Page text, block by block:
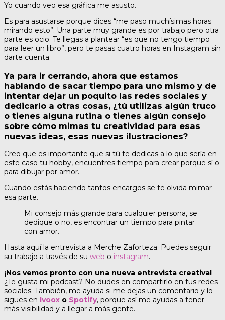
Yo cuando veo esa gráfica me asusto.
Es para asustarse porque dices “me paso muchísimas horas
mirando esto”. Una parte muy grande es por trabajo pero otra
parte es ocio. Te llegas a plantear “es que no tengo tiempo
para leer un libro”, pero te pasas cuatro horas en Instagram sin
darte cuenta.
Ya para ir cerrando, ahora que estamos
hablando de sacar tiempo para uno mismo y de
intentar dejar un poquito las redes sociales y
dedicarlo a otras cosas, ¿tú utilizas algún truco
o tienes alguna rutina o tienes algún consejo
sobre cómo mimas tu creatividad para esas
nuevas ideas, esas nuevas ilustraciones?
Creo que es importante que si tú te dedicas a lo que sería en
este caso tu hobby, encuentres tiempo para crear porque sí o
para dibujar por amor.
Cuando estás haciendo tantos encargos se te olvida mimar
esa parte.
Mi consejo más grande para cualquier persona, se
dedique o no, es encontrar un tiempo para pintar
con amor.
Hasta aquí la entrevista a Merche Zaforteza. Puedes seguir
su trabajo a través de su web o instagram.
¡Nos vemos pronto con una nueva entrevista creativa!
¿Te gusta mi podcast? No dudes en compartirlo en tus redes
sociales. También, me ayuda si me dejas un comentario y lo
sigues en Ivoox o Spotify, porque así me ayudas a tener
más visibilidad y a llegar a más gente.